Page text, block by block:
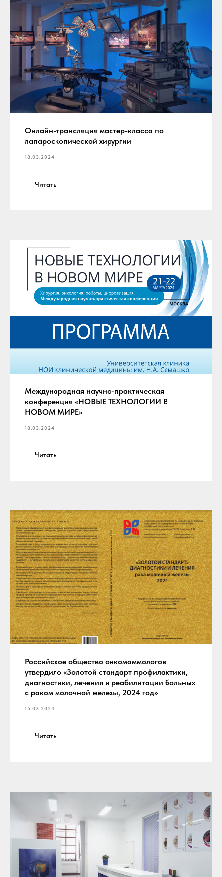
Онлайн-трансляция мастер-класса по
лапароскопической хирургии
18.03.2024
Читать
Международная научно-практическая
конференция «НОВЫЕ ТЕХНОЛОГИИ В
НОВОМ МИРЕ»
18.03.2024
Читать
Российское общество онкомаммологов
утвердило «Золотой стандарт профилактики,
диагностики, лечения и реабилитации больных
с раком молочной железы, 2024 год»
15.03.2024
Читать